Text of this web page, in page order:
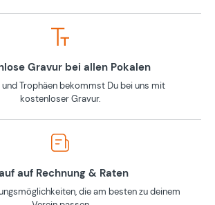
Gravur bei allen Pokalen
und Trophäen bekommst Du bei uns mit
kostenloser Gravur.
auf Rechnung & Raten
die am besten zu deinem